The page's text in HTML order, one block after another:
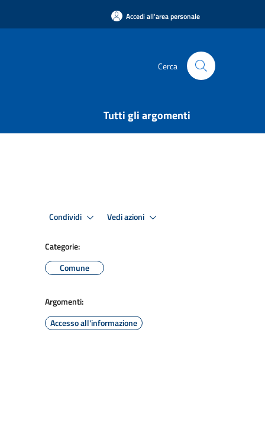
Accedi all'area personale
Cerca
Tutti gli argomenti
Condividi Vedi azioni
Categorie:
Comune
Argomenti:
Accesso all'informazione